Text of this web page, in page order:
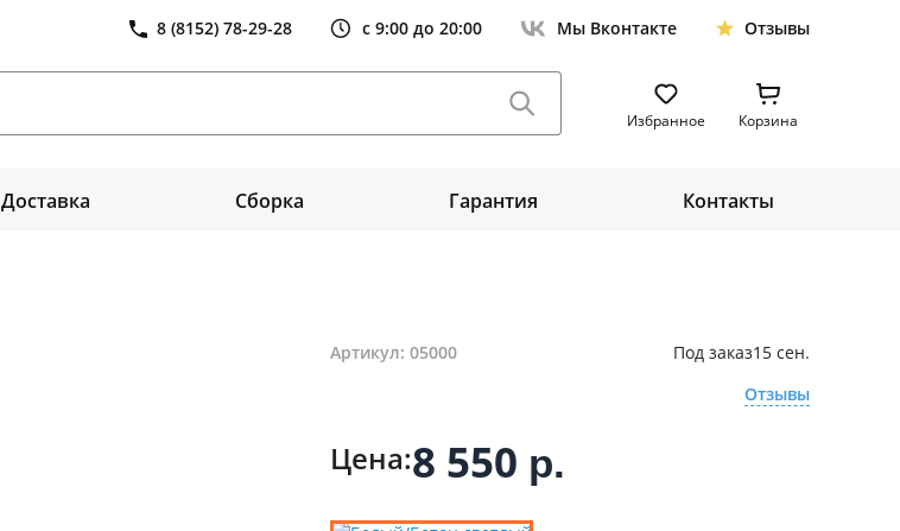
8 (8152) 78-29-28 с 9:00 до 20:00 Мы Вконтакте Отзывы
Избранное Корзина
Доставка Сборка Гарантия Контакты
Артикул: 05000 Под заказ15 сен.
Отзывы
Цена:8 550 р.